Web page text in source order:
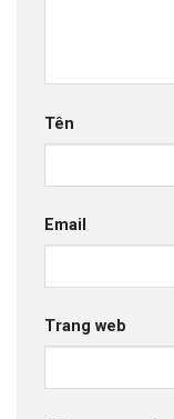
Tên
Email
Trang web